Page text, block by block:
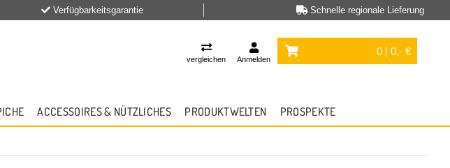
Verfügbarkeitsgarantie Schnelle regionale Lieferung
vergleichen Anmelden
0 | 0,- €
ACCESSOIRES & NÜTZLICHES PRODUKTWELTEN PROSPEKTE